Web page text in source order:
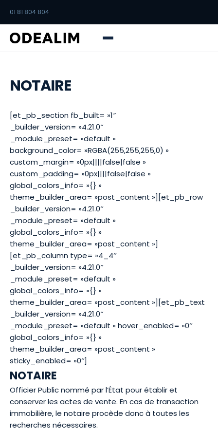
01 81 804 804
NOTAIRE
[et_pb_section fb_built= »1″
_builder_version= »4.21.0″
_module_preset= »default »
background_color= »RGBA(255,255,255,0) »
custom_margin= »0px||||false|false »
custom_padding= »0px||||false|false »
global_colors_info= »{} »
theme_builder_area= »post_content »][et_pb_row
_builder_version= »4.21.0″
_module_preset= »default »
global_colors_info= »{} »
theme_builder_area= »post_content »]
[et_pb_column type= »4_4″
_builder_version= »4.21.0″
_module_preset= »default »
global_colors_info= »{} »
theme_builder_area= »post_content »][et_pb_text
_builder_version= »4.21.0″
_module_preset= »default » hover_enabled= »0″
global_colors_info= »{} »
theme_builder_area= »post_content »
sticky_enabled= »0″]
NOTAIRE
Officier Public nommé par l’État pour établir et
conserver les actes de vente. En cas de transaction
immobilière, le notaire procède donc à toutes les
recherches nécessaires.